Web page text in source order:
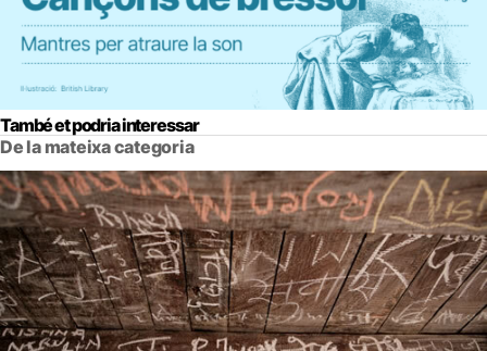
També et podria interessar
De la mateixa categoria